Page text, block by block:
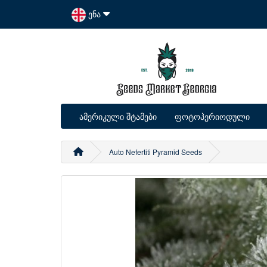
ენა
ამერიკული შტამები ფოტოპერიოდული
Auto Nefertiti Pyramid Seeds